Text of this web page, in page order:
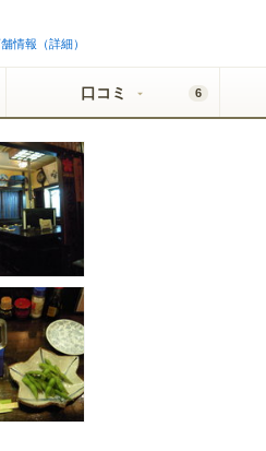
情報（詳細）
口コミ 6